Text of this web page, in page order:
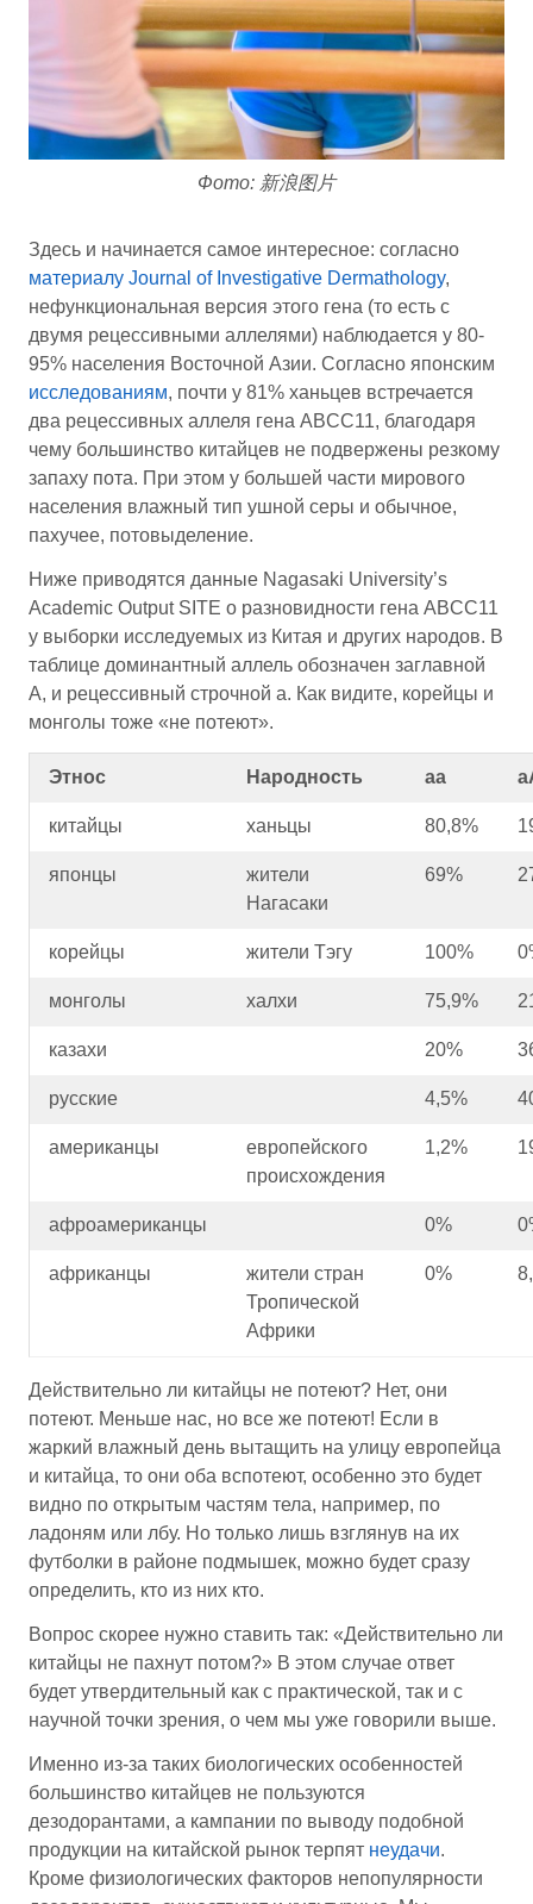
Фото: 新浪图片
Здесь и начинается самое интересное: согласно
материалу Journal of Investigative Dermathology,
нефункциональная версия этого гена (то есть с
двумя рецессивными аллелями) наблюдается у 80-
95% населения Восточной Азии. Согласно японским
исследованиям, почти у 81% ханьцев встречается
два рецессивных аллеля гена ABCC11, благодаря
чему большинство китайцев не подвержены резкому
запаху пота. При этом у большей части мирового
населения влажный тип ушной серы и обычное,
пахучее, потовыделение.
Ниже приводятся данные Nagasaki University’s
Academic Output SITE о разновидности гена ABCC11
у выборки исследуемых из Китая и других народов. В
таблице доминантный аллель обозначен заглавной
А, и рецессивный строчной а. Как видите, корейцы и
монголы тоже «не потеют».
Этнос Народность аа
китайцы ханьцы 80,8%
японцы
жители
Нагасаки
69%
корейцы жители Тэгу 100%
монголы халхи 75,9%
казахи 20%
русские 4,5%
американцы
европейского
происхождения
1,2%
афроамериканцы 0%
африканцы
жители стран
Тропической
Африки
0%
Действительно ли китайцы не потеют? Нет, они
потеют. Меньше нас, но все же потеют! Если в
жаркий влажный день вытащить на улицу европейца
и китайца, то они оба вспотеют, особенно это будет
видно по открытым частям тела, например, по
ладоням или лбу. Но только лишь взглянув на их
футболки в районе подмышек, можно будет сразу
определить, кто из них кто.
Вопрос скорее нужно ставить так: «Действительно ли
китайцы не пахнут потом?» В этом случае ответ
будет утвердительный как с практической, так и с
научной точки зрения, о чем мы уже говорили выше.
Именно из-за таких биологических особенностей
большинство китайцев не пользуются
дезодорантами, а кампании по выводу подобной
продукции на китайской рынок терпят неудачи.
Кроме физиологических факторов непопулярности